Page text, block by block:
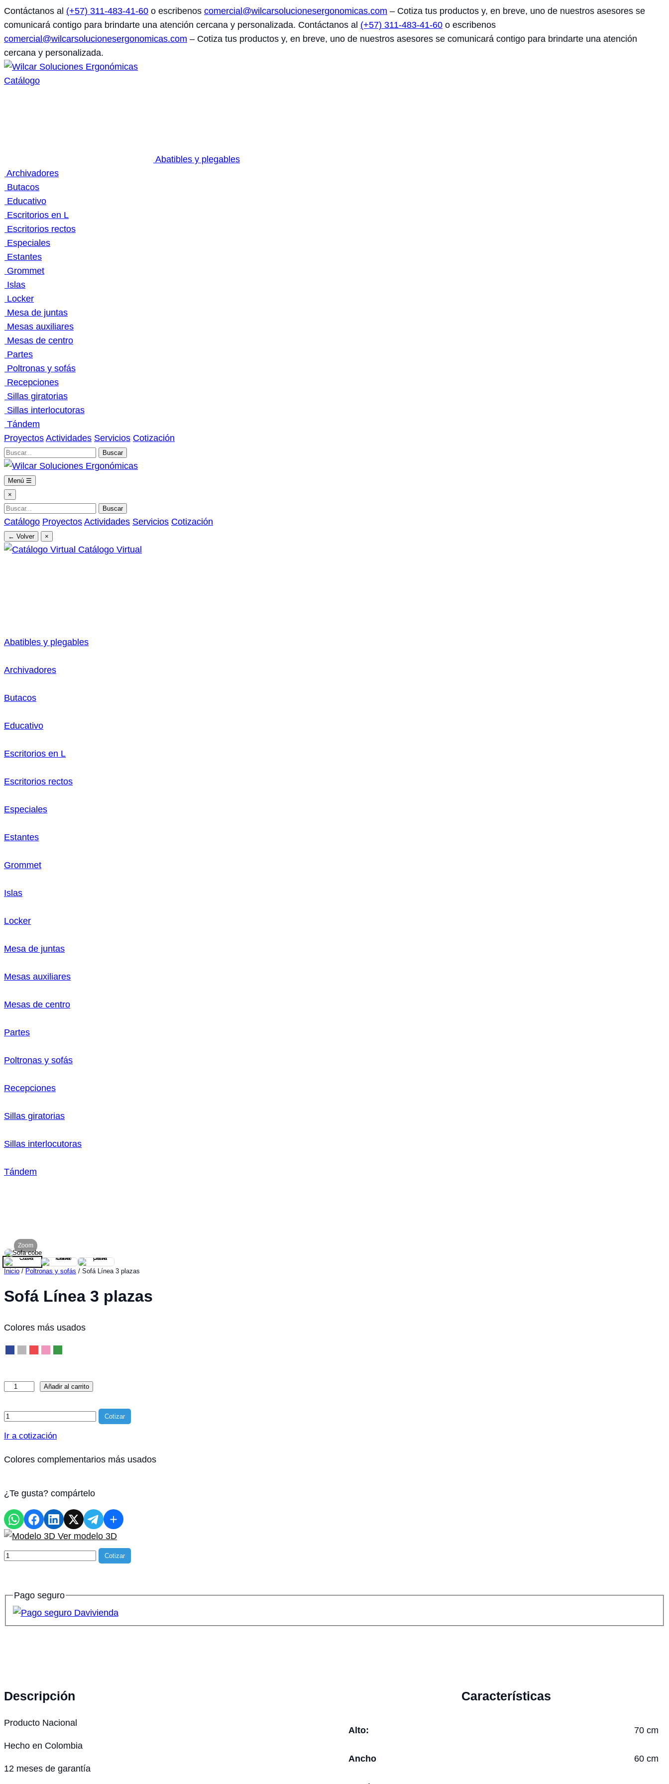
Saltar
al
contenido
Contáctanos al (+57) 311-483-41-60 o escribenos comercial@wilcarsolucionesergonomicas.com – Cotiza tus productos y, en breve, uno de nuestros asesores se
comunicará contigo para brindarte una atención cercana y personalizada. Contáctanos al (+57) 311-483-41-60 o escribenos
comercial@wilcarsolucionesergonomicas.com – Cotiza tus productos y, en breve, uno de nuestros asesores se comunicará contigo para brindarte una atención
cercana y personalizada.
Catálogo
Abatibles y plegables
Archivadores
Butacos
Educativo
Escritorios en L
Escritorios rectos
Especiales
Estantes
Grommet
Islas
Locker
Mesa de juntas
Mesas auxiliares
Mesas de centro
Partes
Poltronas y sofás
Recepciones
Sillas giratorias
Sillas interlocutoras
Tándem
Proyectos Actividades Servicios Cotización
Buscar
Menú ☰
×
Buscar
Catálogo Proyectos Actividades Servicios Cotización
← Volver ×
Catálogo Virtual
Abatibles y plegables
Archivadores
Butacos
Educativo
Escritorios en L
Escritorios rectos
Especiales
Estantes
Grommet
Islas
Locker
Mesa de juntas
Mesas auxiliares
Mesas de centro
Partes
Poltronas y sofás
Recepciones
Sillas giratorias
Sillas interlocutoras
Tándem
Zoom
Inicio / Poltronas y sofás / Sofá Línea 3 plazas
Sofá Línea 3 plazas
Colores más usados
Sofá
3
cantidad
Añadir al carrito
Cotizar
Ir a cotización
Colores complementarios más usados
¿Te gusta? compártelo
Ver modelo 3D
Cotizar
Pago seguro
Descripción
Producto Nacional
Hecho en Colombia
12 meses de garantía
Características
Alto: 70 cm
Ancho 60 cm